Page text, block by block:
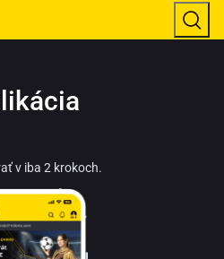
v iba 2 krokoch.